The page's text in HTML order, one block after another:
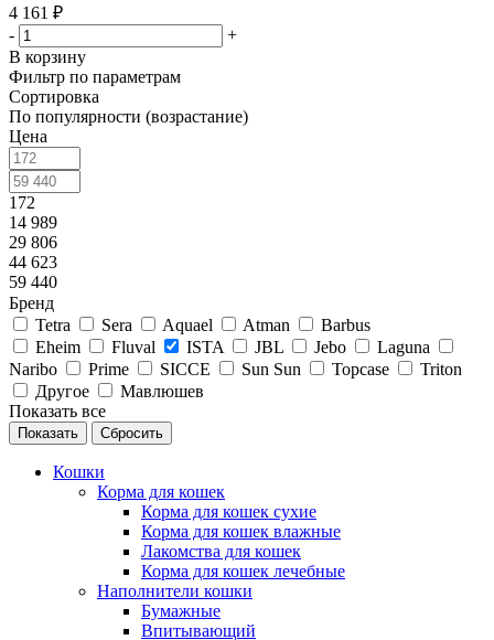
4 161 ₽
-
+
В корзину
Фильтр по параметрам
Сортировка
По популярности (возрастание)
Цена
172
14 989
29 806
44 623
59 440
Бренд
Tetra
Sera Aquael Atman
Barbus
Eheim
Fluval ISTA JBL Jebo
Laguna
Naribo
Prime SICCE Sun Sun Topcase
Triton
Другое
Мавлюшев
Показать все
Сбросить
Кошки
Корма для кошек
Корма для кошек сухие
Корма для кошек влажные
Лакомства для кошек
Корма для кошек лечебные
Наполнители кошки
Бумажные
Впитывающий